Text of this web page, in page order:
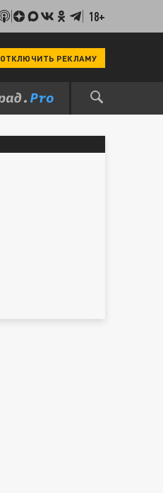
18+
ОТКЛЮЧИТЬ РЕКЛАМУ